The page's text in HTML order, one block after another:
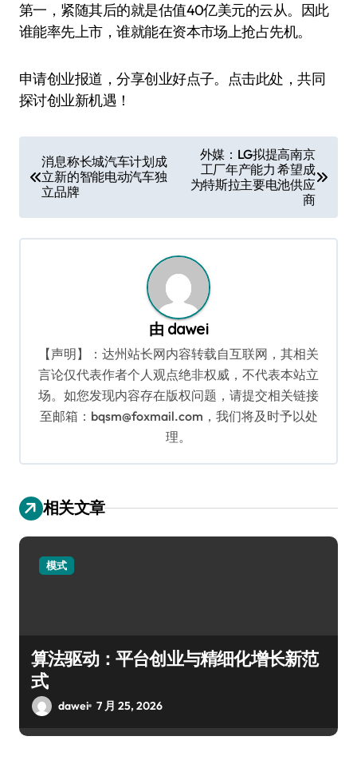
第一，紧随其后的就是估值40亿美元的云从。因此
谁能率先上市，谁就能在资本市场上抢占先机。
申请创业报道，分享创业好点子。点击此处，共同
探讨创业新机遇！
章
消息称长城汽车计划成
立新的智能电动汽车独
立品牌
外媒：LG拟提高南京
工厂年产能力 希望成
为特斯拉主要电池供应
商
由 dawei
【声明】：达州站长网内容转载自互联网，其相关
言论仅代表作者个人观点绝非权威，不代表本站立
场。如您发现内容存在版权问题，请提交相关链接
至邮箱：bqsm@foxmail.com，我们将及时予以处
理。
相关文章
模式
算法驱动：平台创业与精细化增长新范
式
dawei 7 月 25, 2026